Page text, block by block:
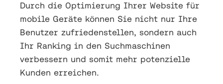
Durch die Optimierung Ihrer Website für
mobile Geräte können Sie nicht nur Ihre
Benutzer zufriedenstellen, sondern auch
Ihr Ranking in den Suchmaschinen
verbessern und somit mehr potenzielle
Kunden erreichen.